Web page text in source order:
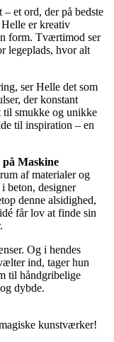
et ord, der på bedste
er kreativ
form. Tværtimod ser
legeplads, hvor alt
ser Helle det som
der konstant
til smukke og unikke
til inspiration – en
Maskine
af materialer og
beton, designer
denne alsidighed,
får lov at finde sin
Og i hendes
ind, tager hun
til håndgribelige
dybde.
kunstværker!